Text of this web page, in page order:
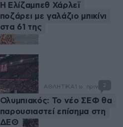
Η Ελίζαμπεθ Χάρλεϊ
ποζάρει με γαλάζιο μπικίνι
στα 61 της
ΑΘΛΗΤΙΚΑ 1 ω. πριν 2
Ολυμπιακός: Το νέο ΣΕΦ θα
παρουσιαστεί επίσημα στη
ΔΕΘ